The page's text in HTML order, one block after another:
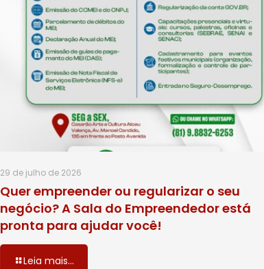
29 de julho de 2026
Quer empreender ou regularizar o seu
negócio? A Sala do Empreendedor está
pronta para ajudar você!
Leia mais...